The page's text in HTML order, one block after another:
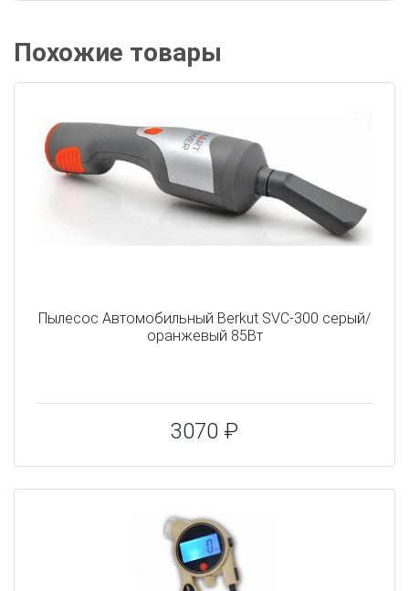
Похожие товары
Пылесос Автомобильный Berkut SVC-300 серый/
оранжевый 85Вт
3070 ₽